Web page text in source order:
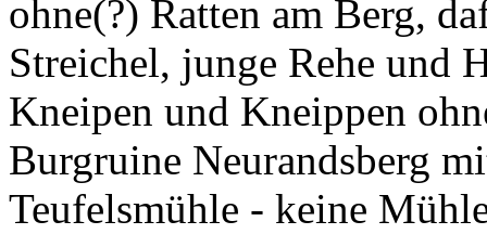
ohne(?) Ratten am Berg,
Streichel, junge Rehe und
Kneipen und Kneippen
Burgruine Neurandsberg
Teufelsmühle - keine